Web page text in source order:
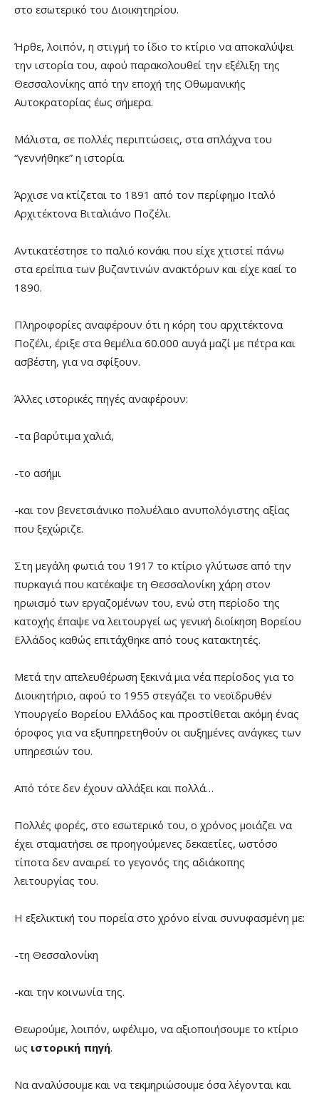
στο εσωτερικό του Διοικητηρίου.
Ήρθε, λοιπόν, η στιγμή το ίδιο το κτίριο να αποκαλύψει
την ιστορία του, αφού παρακολουθεί την εξέλιξη της
Θεσσαλονίκης από την εποχή της Οθωμανικής
Αυτοκρατορίας έως σήμερα.
Μάλιστα, σε πολλές περιπτώσεις, στα σπλάχνα του
“γεννήθηκε” η ιστορία.
Άρχισε να κτίζεται το 1891 από τον περίφημο Ιταλό
Αρχιτέκτονα Βιταλιάνο Ποζέλι.
Αντικατέστησε το παλιό κονάκι που είχε χτιστεί πάνω
στα ερείπια των βυζαντινών ανακτόρων και είχε καεί το
1890.
Πληροφορίες αναφέρουν ότι η κόρη του αρχιτέκτονα
Ποζέλι, έριξε στα θεμέλια 60.000 αυγά μαζί με πέτρα και
ασβέστη, για να σφίξουν.
Άλλες ιστορικές πηγές αναφέρουν:
-τα βαρύτιμα χαλιά,
-το ασήμι
-και τον βενετσιάνικο πολυέλαιο ανυπολόγιστης αξίας
που ξεχώριζε.
Στη μεγάλη φωτιά του 1917 το κτίριο γλύτωσε από την
πυρκαγιά που κατέκαψε τη Θεσσαλονίκη χάρη στον
ηρωισμό των εργαζομένων του, ενώ στη περίοδο της
κατοχής έπαψε να λειτουργεί ως γενική διοίκηση Βορείου
Ελλάδος καθώς επιτάχθηκε από τους κατακτητές.
Μετά την απελευθέρωση ξεκινά μια νέα περίοδος για το
Διοικητήριο, αφού το 1955 στεγάζει το νεοϊδρυθέν
Υπουργείο Βορείου Ελλάδος και προστίθεται ακόμη ένας
όροφος για να εξυπηρετηθούν οι αυξημένες ανάγκες των
υπηρεσιών του.
Από τότε δεν έχουν αλλάξει και πολλά…
Πολλές φορές, στο εσωτερικό του, ο χρόνος μοιάζει να
έχει σταματήσει σε προηγούμενες δεκαετίες, ωστόσο
τίποτα δεν αναιρεί το γεγονός της αδιάκοπης
λειτουργίας του.
Η εξελικτική του πορεία στο χρόνο είναι συνυφασμένη με:
-τη Θεσσαλονίκη
-και την κοινωνία της.
Θεωρούμε, λοιπόν, ωφέλιμο, να αξιοποιήσουμε το κτίριο
ως ιστορική πηγή.
Να αναλύσουμε και να τεκμηριώσουμε όσα λέγονται και